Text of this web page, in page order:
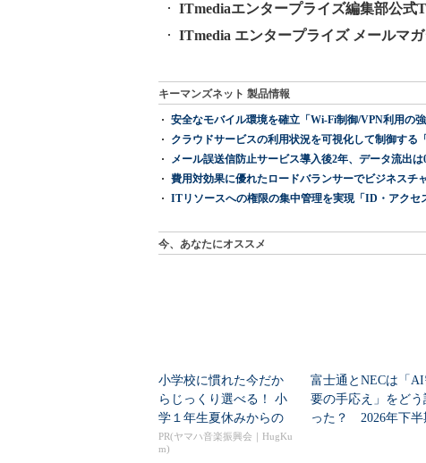
ITmediaエンタープライズ編集部公式
ITmedia エンタープライズ メールマ
キーマンズネット 製品情報
安全なモバイル環境を確立「Wi-Fi制御/VPN利用の強
クラウドサービスの利用状況を可視化して制御する
メール誤送信防止サービス導入後2年、データ流出は
費用対効果に優れたロードバランサーでビジネスチ
ITリソースへの権限の集中管理を実現「ID・アクセ
今、あなたにオススメ
小学校に慣れた今だか
らじっくり選べる！ 小
学１年生夏休みからの
「音楽教室」デビュ...
PR(ヤマハ音楽振興会｜HugKu
m)
富士通とNECは「
要の手応え」をどう
った？ 2026年下半